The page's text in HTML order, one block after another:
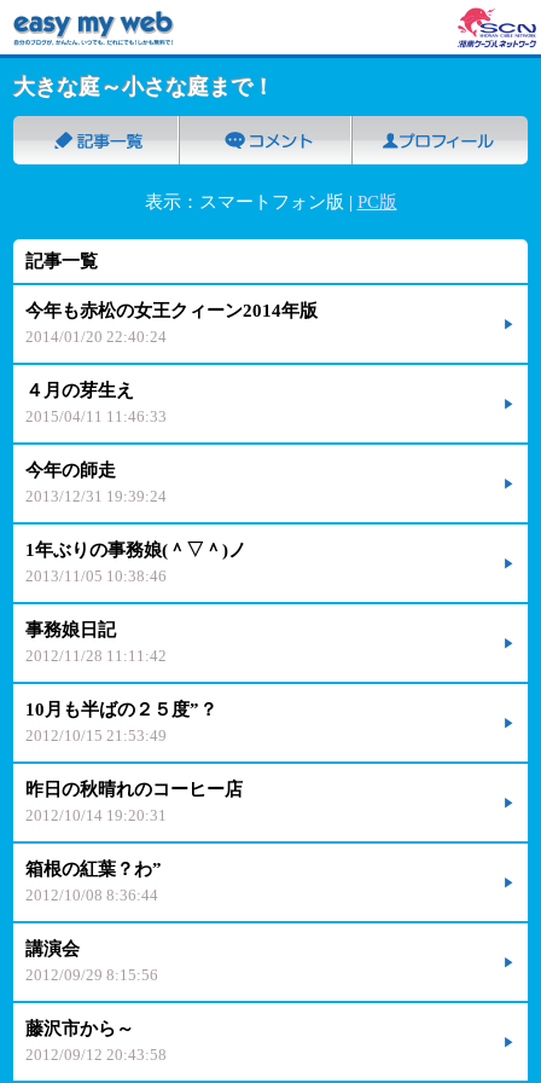
大きな庭～小さな庭まで！
表示：スマートフォン版 | PC版
記事一覧
今年も赤松の女王クィーン2014年版
2014/01/20 22:40:24
４月の芽生え
2015/04/11 11:46:33
今年の師走
2013/12/31 19:39:24
1年ぶりの事務娘(＾▽＾)ノ
2013/11/05 10:38:46
事務娘日記
2012/11/28 11:11:42
10月も半ばの２５度”？
2012/10/15 21:53:49
昨日の秋晴れのコーヒー店
2012/10/14 19:20:31
箱根の紅葉？わ”
2012/10/08 8:36:44
講演会
2012/09/29 8:15:56
藤沢市から～
2012/09/12 20:43:58